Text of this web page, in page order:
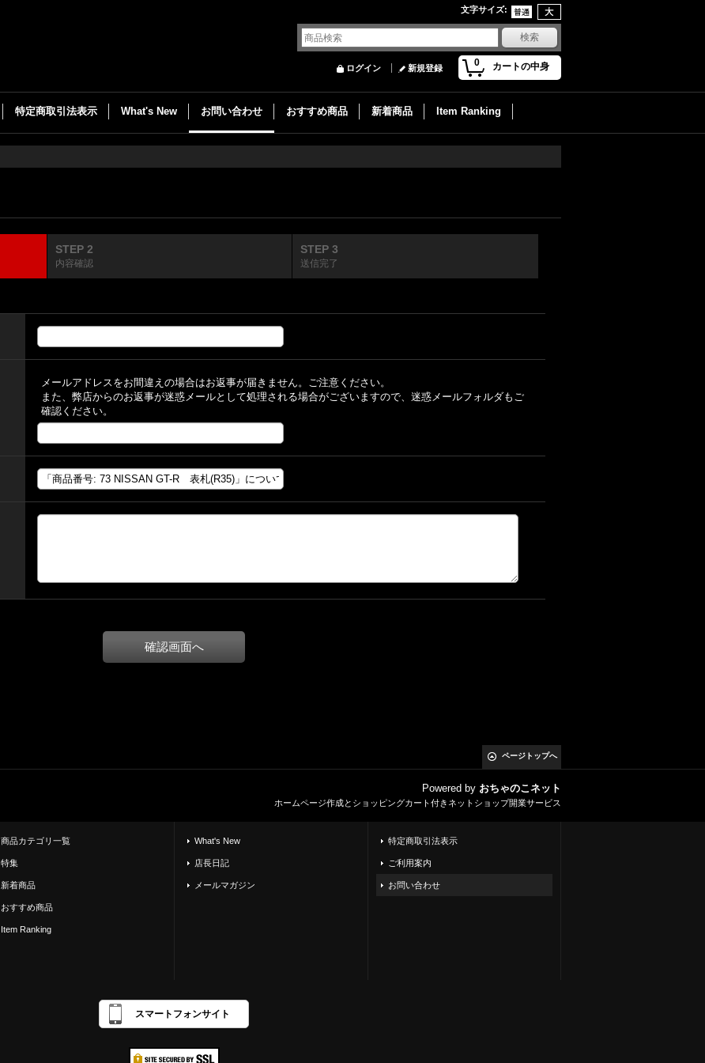
文字サイズ:
0 カートの中身
ログイン 新規登録
特定商取引法表示 What's New お問い合わせ おすすめ商品 新着商品 Item Ranking
STEP 2
内容確認
STEP 3
送信完了
メールアドレスをお間違えの場合はお返事が届きません。ご注意ください。
また、弊店からのお返事が迷惑メールとして処理される場合がございますので、迷惑メールフォルダもご
確認ください。
ページトップへ
Powered by おちゃのこネット
ホームページ作成とショッピングカート付きネットショップ開業サービス
商品カテゴリ一覧
特集
新着商品
おすすめ商品
Item Ranking
What's New
店長日記
メールマガジン
特定商取引法表示
ご利用案内
お問い合わせ
スマートフォンサイト